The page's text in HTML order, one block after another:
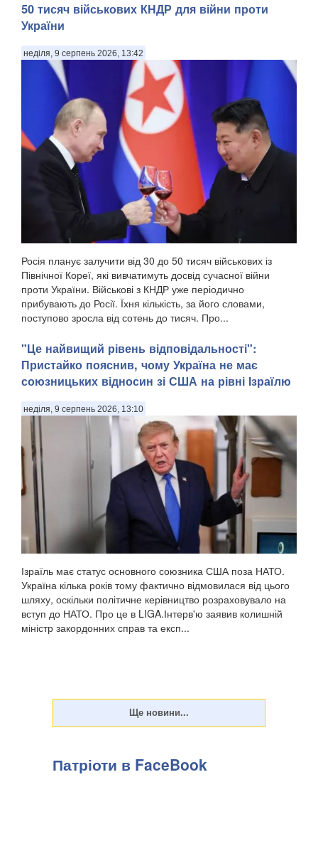
У Донецькій області українська армія ліквідувала
російського офіцера, полковника ЗС РФ Сергія Хвалова.
Ворожий військовий раніше двічі служив у Сирії, сприяючи
диктаторському режиму Башара Асада, передають
Патріоти України. Про це повідомив військовосл...
50 тисяч військових КНДР для війни проти
України
неділя, 9 серпень 2026, 13:42
Росія планує залучити від 30 до 50 тисяч військових із
Північної Кореї, які вивчатимуть досвід сучасної війни
проти України. Військові з КНДР уже періодично
прибувають до Росії. Їхня кількість, за його словами,
поступово зросла від сотень до тисяч. Про...
"Це найвищий рівень відповідальності":
Пристайко пояснив, чому Україна не має
союзницьких відносин зі США на рівні Ізраїлю
неділя, 9 серпень 2026, 13:10
Ізраїль має статус основного союзника США поза НАТО.
Україна кілька років тому фактично відмовилася від цього
шляху, оскільки політичне керівництво розраховувало на
вступ до НАТО. Про це в LIGA.Інтерв'ю заявив колишній
міністр закордонних справ та експ...
Патріоти в FaceBook